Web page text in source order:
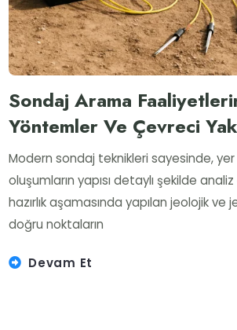
Sondaj Arama
Yöntemler Ve Çevreci
Modern sondaj teknikleri sayesinde, yer
oluşumların yapısı detaylı şekilde
hazırlık aşamasında yapılan jeolojik ve
doğru noktaların
Devam Et